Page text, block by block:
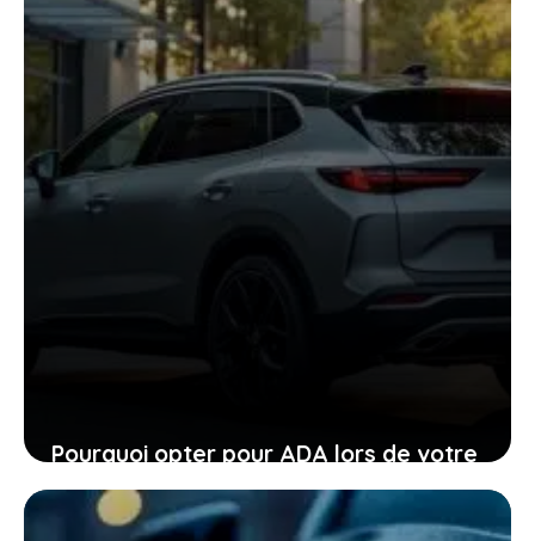
24 janvier 2026
Pourquoi opter pour ADA lors de votre
location de voiture facilite chaque
étape